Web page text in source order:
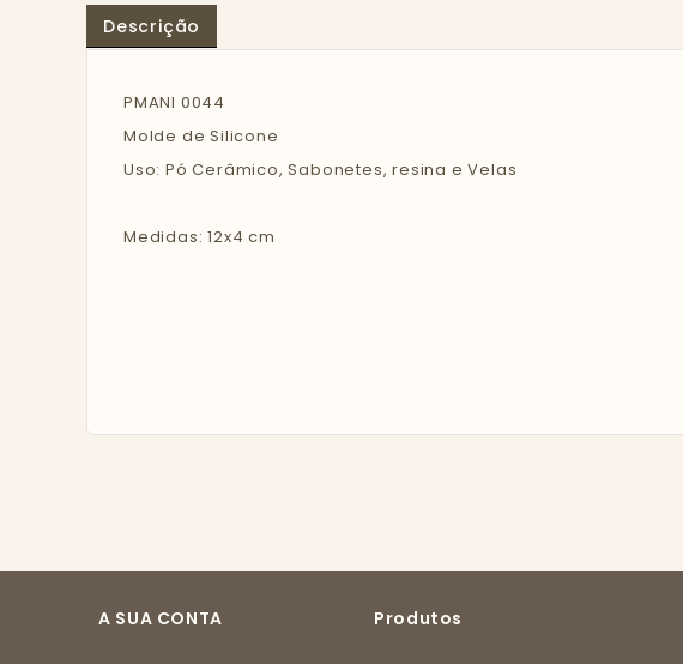
Descrição
PMANI 0044
Molde de Silicone
Uso: Pó Cerâmico, Sabonetes, resina e Velas
Medidas: 12x4 cm
A SUA CONTA Produtos